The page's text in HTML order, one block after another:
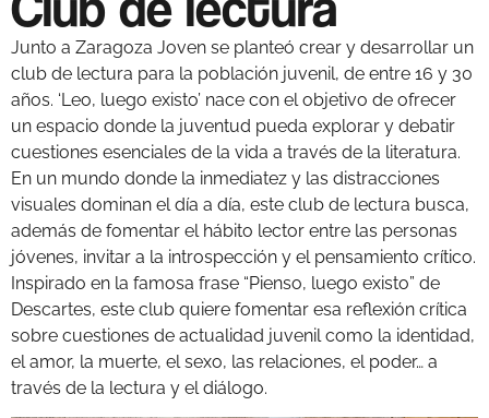
Junto a Zaragoza Joven se planteó crear y desarrollar un
club de lectura para la población juvenil, de entre 16 y 30
años. ‘Leo, luego existo’ nace con el objetivo de ofrecer
un espacio donde la juventud pueda explorar y debatir
cuestiones esenciales de la vida a través de la literatura.
En un mundo donde la inmediatez y las distracciones
visuales dominan el día a día, este club de lectura busca,
además de fomentar el hábito lector entre las personas
jóvenes, invitar a la introspección y el pensamiento crítico.
Inspirado en la famosa frase “Pienso, luego existo” de
Descartes, este club quiere fomentar esa reflexión crítica
sobre cuestiones de actualidad juvenil como la identidad,
el amor, la muerte, el sexo, las relaciones, el poder… a
través de la lectura y el diálogo.